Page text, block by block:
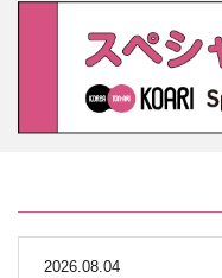
2026.08.04